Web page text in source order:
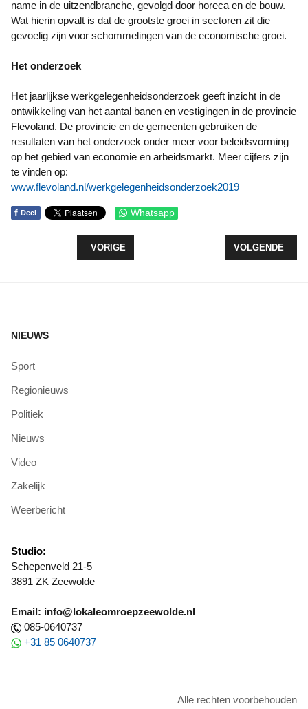
name in de uitzendbranche, gevolgd door horeca en de bouw.
Wat hierin opvalt is dat de grootste groei in sectoren zit die
gevoelig zijn voor schommelingen van de economische groei.
Het onderzoek
Het jaarlijkse werkgelegenheidsonderzoek geeft inzicht in de
ontwikkeling van het aantal banen en vestigingen in de provincie
Flevoland. De provincie en de gemeenten gebruiken de
resultaten van het onderzoek onder meer voor beleidsvorming
op het gebied van economie en arbeidsmarkt. Meer cijfers zijn
te vinden op:
www.flevoland.nl/werkgelegenheidsonderzoek2019
f Deel Whatsapp
VORIG ARTIKEL: NAAR EEN DUURZAME
VORIGE VOLGENDE
VOLGENDE
NIEUWS
Sport
Regionieuws
Politiek
Nieuws
Video
Zakelijk
Weerbericht
Studio:
Schepenveld 21-5
3891 ZK Zeewolde
Email: info@lokaleomroepzeewolde.nl
085-0640737
+31 85 0640737
Alle rechten voorbehouden